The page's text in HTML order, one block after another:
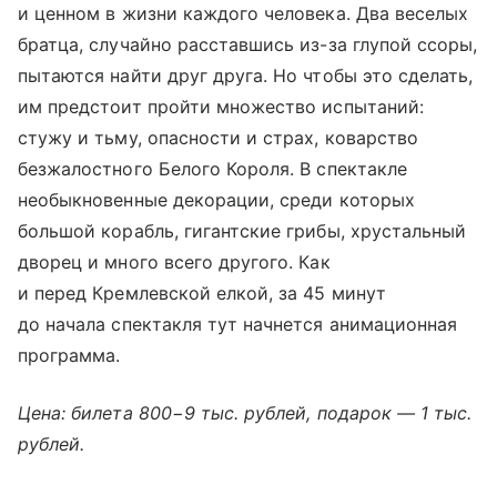
и ценном в жизни каждого человека. Два веселых
братца, случайно расставшись из-за глупой ссоры,
пытаются найти друг друга. Но чтобы это сделать,
им предстоит пройти множество испытаний:
стужу и тьму, опасности и страх, коварство
безжалостного Белого Короля. В спектакле
необыкновенные декорации, среди которых
большой корабль, гигантские грибы, хрустальный
дворец и много всего другого. Как
и перед Кремлевской елкой, за 45 минут
до начала спектакля тут начнется анимационная
программа.
Цена: билета 800−9 тыс. рублей, подарок — 1 тыс.
рублей.